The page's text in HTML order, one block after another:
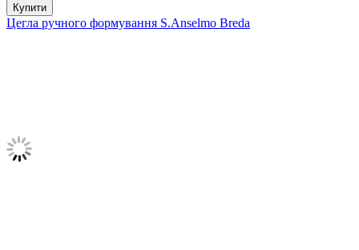
Купити
Цегла ручного формування S.Anselmo Breda